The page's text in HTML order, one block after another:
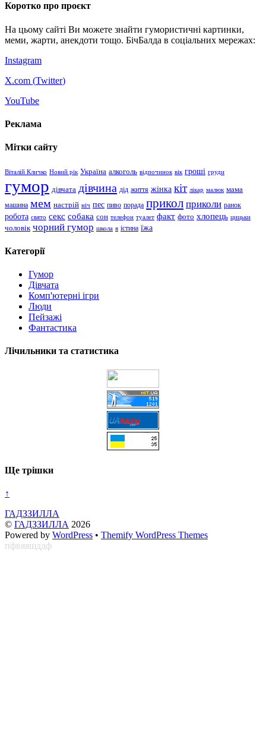
Коротко про проєкт
На цьому сайті Ви можете знайти гумористичні картинки,
меми, жарти, анекдоти тощо. БічБалда в соціальних мережах:
Instagram
X.com (Twitter)
YouTube
Реклама
Мітки сайту
Віталій Кличко Новий рік Україна алкоголь відпочинок вік гроші груди
гумор дівчата дівчина дід життя жінка кіт лікар малюк мама
машина мем настрій ніч пес пиво порада прикол приколи ранок
робота свято секс собака сон телефон туалет факт фото хлопець цицьки
чоловік чорний гумор школа я істина їжа
Категорії
Гумор
Дівчата
Комп'ютерні ігри
Люди
Пейзажі
Фантастика
Лічильники та статистика
Ще трішки
↑
ГАДЗЗИЛЛА
© ГАДЗЗИЛЛА 2026
Powered by WordPress • Themify WordPress Themes
пфвяяшддф